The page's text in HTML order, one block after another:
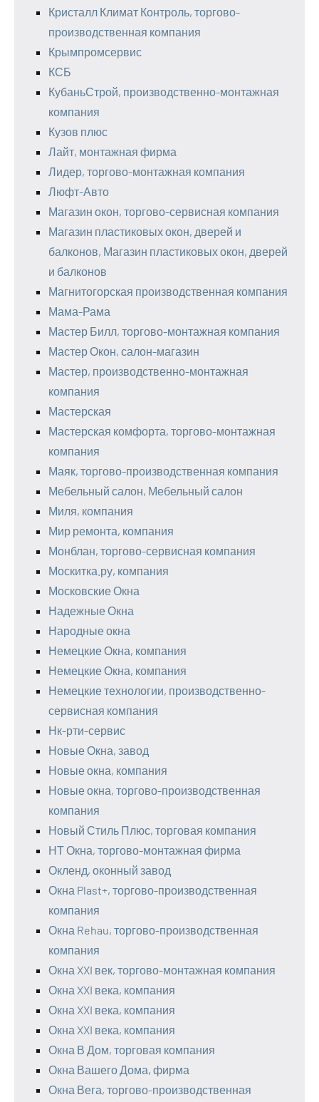
Кристалл Климат Контроль, торгово-
производственная компания
Крымпромсервис
КСБ
КубаньСтрой, производственно-монтажная
компания
Кузов плюс
Лайт, монтажная фирма
Лидер, торгово-монтажная компания
Люфт-Авто
Магазин окон, торгово-сервисная компания
Магазин пластиковых окон, дверей и
балконов, Магазин пластиковых окон, дверей
и балконов
Магнитогорская производственная компания
Мама-Рама
Мастер Билл, торгово-монтажная компания
Мастер Окон, салон-магазин
Мастер, производственно-монтажная
компания
Мастерская
Мастерская комфорта, торгово-монтажная
компания
Маяк, торгово-производственная компания
Мебельный салон, Мебельный салон
Миля, компания
Мир ремонта, компания
Монблан, торгово-сервисная компания
Москитка.ру, компания
Московские Окна
Надежные Окна
Народные окна
Немецкие Окна, компания
Немецкие Окна, компания
Немецкие технологии, производственно-
сервисная компания
Нк-рти-сервис
Новые Окна, завод
Новые окна, компания
Новые окна, торгово-производственная
компания
Новый Стиль Плюс, торговая компания
НТ Окна, торгово-монтажная фирма
Окленд, оконный завод
Окна Plast+, торгово-производственная
компания
Окна Rehau, торгово-производственная
компания
Окна XXI век, торгово-монтажная компания
Окна XXI века, компания
Окна XXI века, компания
Окна XXI века, компания
Окна В Дом, торговая компания
Окна Вашего Дома, фирма
Окна Вега, торгово-производственная